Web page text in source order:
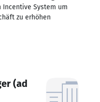
System um
zu erhöhen
(ad